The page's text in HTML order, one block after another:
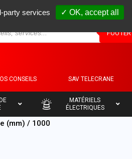
FOOTER
CONSEILS SAV TELECRANE
–
MATÉRIELS
ÉLECTRIQUES
(mm) / 1000
party services ✓ OK, accept all